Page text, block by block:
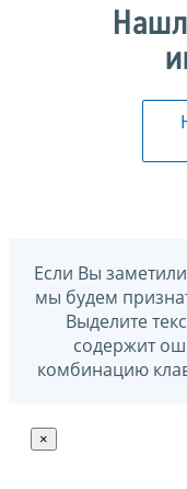
Если Вы
мы будем
Выделите
содержит
комбинацию
×